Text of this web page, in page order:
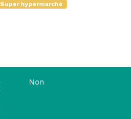
Super hypermarché
Non